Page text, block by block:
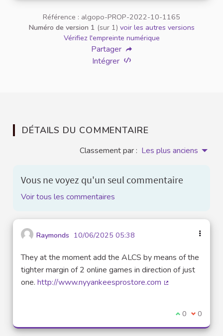
Référence : algopo-PROP-2022-10-1165
Numéro de version 1 (sur 1) voir les autres versions
Vérifiez l'empreinte numérique
Partager
Intégrer
DÉTAILS DU COMMENTAIRE
Classement par : Les plus anciens
Vous ne voyez qu'un seul commentaire
Voir tous les commentaires
Raymonds 10/06/2025 05:38
They at the moment add the ALCS by means of the
tighter margin of 2 online games in direction of just
one. http://www.nyyankeesprostore.com
Je suis
0 Je ne
0